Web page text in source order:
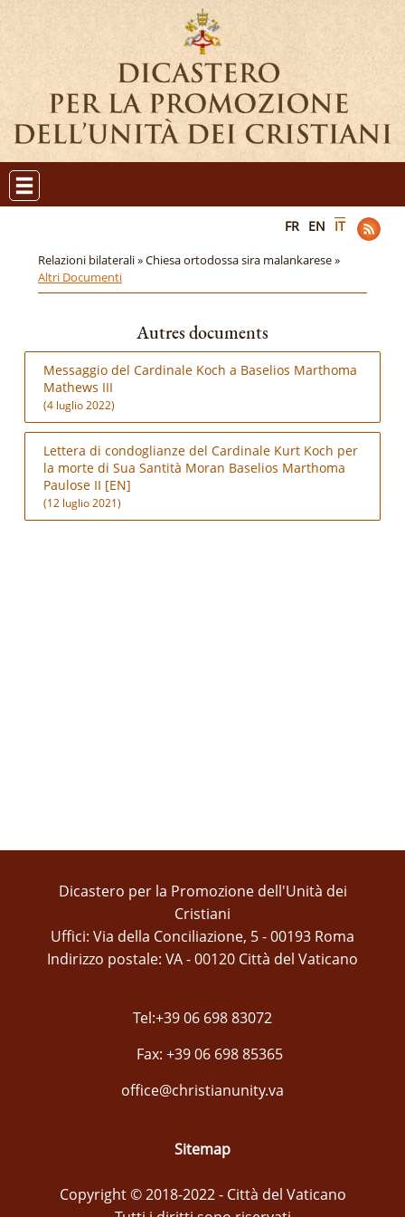
FR EN IT
Relazioni bilaterali »Chiesa ortodossa sira malankarese »
Altri Documenti
Autres documents
Messaggio del Cardinale Koch a Baselios Marthoma
Mathews III
(4 luglio 2022)
Lettera di condoglianze del Cardinale Kurt Koch per
la morte di Sua Santità Moran Baselios Marthoma
Paulose II [EN]
(12 luglio 2021)
Dicastero per la Promozione dell'Unità dei
Cristiani
Uffici: Via della Conciliazione, 5 - 00193 Roma
Indirizzo postale: VA - 00120 Città del Vaticano
Tel:+39 06 698 83072
Fax: +39 06 698 85365
office@christianunity.va
Sitemap
Copyright © 2018-2022 - Città del Vaticano